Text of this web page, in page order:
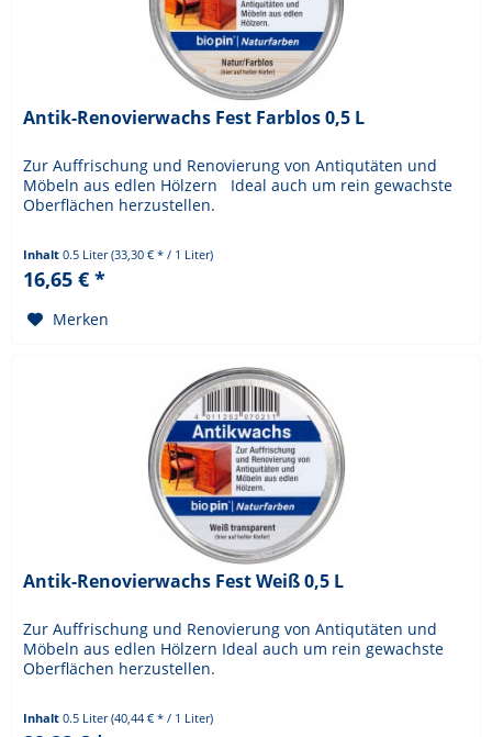
Antik-Renovierwachs Fest Farblos 0,5 L
Zur Auffrischung und Renovierung von Antiqutäten und
Möbeln aus edlen Hölzern Ideal auch um rein gewachste
Oberflächen herzustellen.
Inhalt0.5 Liter(33,30 € * / 1 Liter)
16,65 € *
Merken
Antik-Renovierwachs Fest Weiß 0,5 L
Zur Auffrischung und Renovierung von Antiqutäten und
Möbeln aus edlen Hölzern Ideal auch um rein gewachste
Oberflächen herzustellen.
Inhalt0.5 Liter(40,44 € * / 1 Liter)